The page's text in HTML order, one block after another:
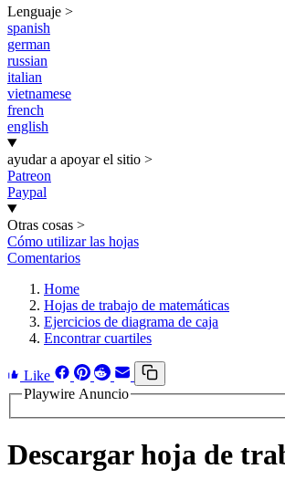
Lenguaje >
spanish
german
russian
italian
vietnamese
french
english
ayudar a apoyar el sitio >
Patreon
Paypal
Otras cosas >
Cómo utilizar las hojas
Comentarios
Home
Hojas de trabajo de matemáticas
Ejercicios de diagrama de caja
Encontrar cuartiles
Like
Playwire Anuncio
Descargar hoja de